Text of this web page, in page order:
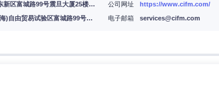
上海浦东新区富城路99号震旦大厦25楼,上海市浦东新区福山路455号全华信息大厦4楼上投摩根客户关怀中心
中国(上海)自由贸易试验区富城路99号震旦国际大楼25楼
公司网址
https://www.cifm.com/
电子邮箱
services@cifm.com